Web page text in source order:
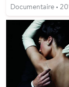
Documentaire •